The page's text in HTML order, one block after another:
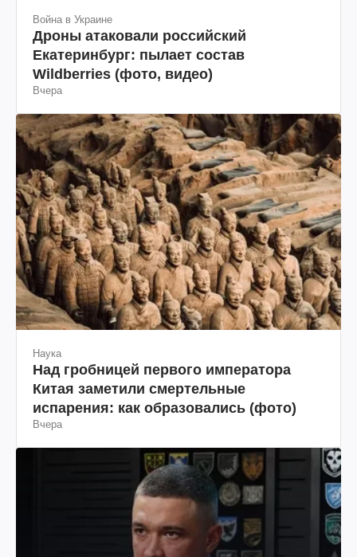
Война в Украине
Дроны атаковали российский
Екатеринбург: пылает состав
Wildberries (фото, видео)
Вчера
Наука
Над гробницей первого императора
Китая заметили смертельные
испарения: как образовались (фото)
Вчера